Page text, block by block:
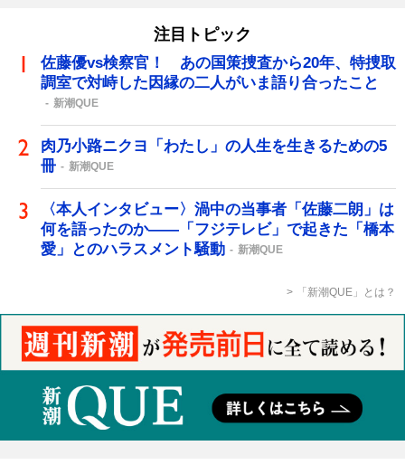
注目トピック
佐藤優vs検察官！ あの国策捜査から20年、特捜取
調室で対峙した因縁の二人がいま語り合ったこと
新潮QUE
肉乃小路ニクヨ「わたし」の人生を生きるための5
冊
新潮QUE
〈本人インタビュー〉渦中の当事者「佐藤二朗」は
何を語ったのか――「フジテレビ」で起きた「橋本
愛」とのハラスメント騒動
新潮QUE
「新潮QUE」とは？